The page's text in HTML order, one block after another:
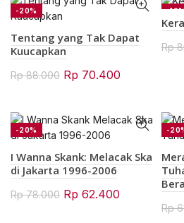
Rp 68.000.Rp 54.400.
-20%
Tentang yang Tak Dapat
Kuucapkan
Rp88.000 Original
Rp 88.000.
Rp 70.400
Rp 70.400.
-
Rp
-20%
I Wanna Skank: Melacak Ska
di Jakarta 1996-2006
Rp78.000 Original
Rp 62.400
-
Rp